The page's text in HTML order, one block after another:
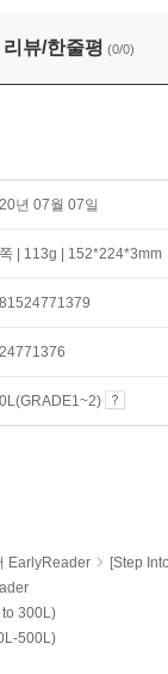
Knight:
리뷰/한줄평 (0/0)
년 07월 07일
| 113g | 152*224*3mm
EarlyReader
[Step
300L)
500L)